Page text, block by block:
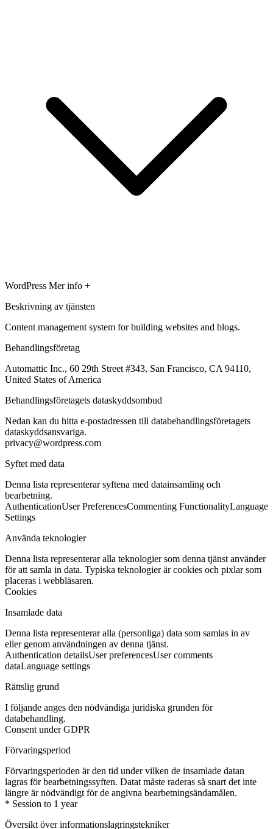
WordPress Mer info +
Beskrivning av tjänsten
Content management system for building websites and blogs.
Behandlingsföretag
Automattic Inc., 60 29th Street #343, San Francisco, CA 94110,
United States of America
Behandlingsföretagets dataskyddsombud
Nedan kan du hitta e-postadressen till databehandlingsföretagets
dataskyddsansvariga.
privacy@wordpress.com
Syftet med data
Denna lista representerar syftena med datainsamling och
bearbetning.
AuthenticationUser PreferencesCommenting FunctionalityLanguage
Settings
Använda teknologier
Denna lista representerar alla teknologier som denna tjänst använder
för att samla in data. Typiska teknologier är cookies och pixlar som
placeras i webbläsaren.
Cookies
Insamlade data
Denna lista representerar alla (personliga) data som samlas in av
eller genom användningen av denna tjänst.
Authentication detailsUser preferencesUser comments
dataLanguage settings
Rättslig grund
I följande anges den nödvändiga juridiska grunden för
databehandling.
Consent under GDPR
Förvaringsperiod
Förvaringsperioden är den tid under vilken de insamlade datan
lagras för bearbetningssyften. Datat måste raderas så snart det inte
längre är nödvändigt för de angivna bearbetningsändamålen.
* Session to 1 year
Översikt över informationslagringstekniker